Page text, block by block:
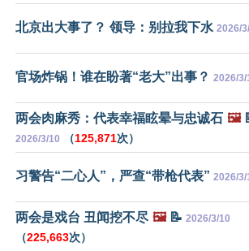
北京出大事了？ 领导：别拉我下水 2026/
官场炸锅！谁在盼著“老大”出事？ 2026/3/
两会肉麻秀：代表幸福眩晕与忠诚石 🖼️
2026/3/10 （125,871次）
习警告“二心人”，严查“带枪代表” 2026/3/
两会是戏台 丑闻挖不尽 🖼️📝 2026/3/10
（225,663次）